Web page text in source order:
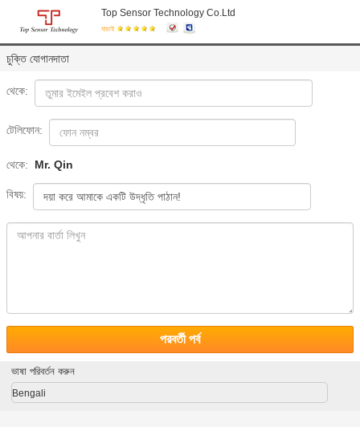
Top Sensor Technology Co.Ltd
যাচাই
চুক্তি যোগানদাতা
থেকে:
টেলিফোন:
থেকে: Mr. Qin
বিষয়:
পরবর্তী পর্ব
ভাষা পরিবর্তন করুন
Bengali